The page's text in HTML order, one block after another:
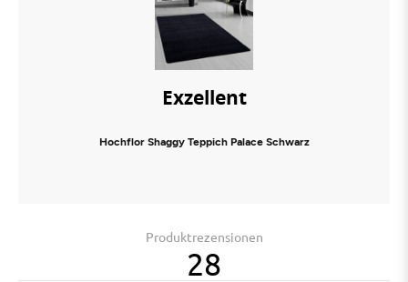
Exzellent
Hochflor Shaggy Teppich Palace Schwarz
Produktrezensionen
28